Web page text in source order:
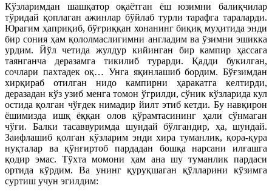
Кўзларимдан шашқатор оқаётган ёш юзимни балиқчилар
тўридай қоплаган ажинлар бўйлаб турли тарафга тараларди.
Юрагим ҳаприқиб, бўғриққан хонанинг биқиқ муҳитида энди
бир сония ҳам қололмаслигимни англадим ва ўзимни эшикка
урдим. Йўл четида жулдур кийинган бир кампир ҳассага
таянганча деразамга тикилиб турарди. Қадди букилган,
сочлари пахтадек оқ… Унга яқинлашиб бордим. Бўғзимдан
хирқираб отилган нидо кампирни ҳаракатга келтирди,
деразадан кўз узиб менга томон ўгрилди, сўник кўзларида кул
остида қолган чўғдек нимадир йилт этиб кетди. Бу навқирон
ёшимизда ишқ ёққан олов қўрамтасининг ҳали сўнмаган
чўғи. Балки тасаввуримда шундай бўлгандир, ҳа, шундай.
Заифлашиб қолган кўзларим энди хира туманлик, қора-қура
нуқталар ва қўнғиртоб пардадан бошқа нарсани илғашга
қодир эмас. Тўхта момони ҳам ана шу туманлик пардаси
ортида кўрдим. Ва унинг қуруқшаган қўлларини кўзимга
суртиш учун эгилдим: